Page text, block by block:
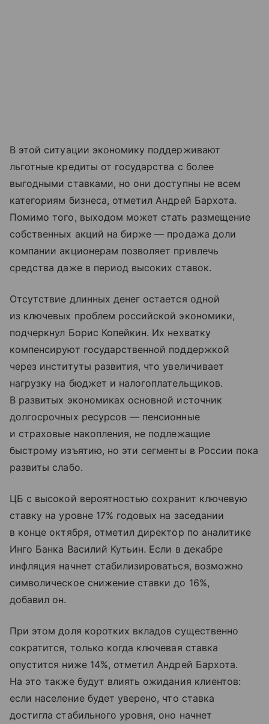
В этой ситуации экономику поддерживают
льготные кредиты от государства с более
выгодными ставками, но они доступны не всем
категориям бизнеса, отметил Андрей Бархота.
Помимо того, выходом может стать размещение
собственных акций на бирже — продажа доли
компании акционерам позволяет привлечь
средства даже в период высоких ставок.
Отсутствие длинных денег остается одной
из ключевых проблем российской экономики,
подчеркнул Борис Копейкин. Их нехватку
компенсируют государственной поддержкой
через институты развития, что увеличивает
нагрузку на бюджет и налогоплательщиков.
В развитых экономиках основной источник
долгосрочных ресурсов — пенсионные
и страховые накопления, не подлежащие
быстрому изъятию, но эти сегменты в России пока
развиты слабо.
ЦБ с высокой вероятностью сохранит ключевую
ставку на уровне 17% годовых на заседании
в конце октября, отметил директор по аналитике
Инго Банка Василий Кутьин. Если в декабре
инфляция начнет стабилизироваться, возможно
символическое снижение ставки до 16%,
добавил он.
При этом доля коротких вкладов существенно
сократится, только когда ключевая ставка
опустится ниже 14%, отметил Андрей Бархота.
На это также будут влиять ожидания клиентов:
если население будет уверено, что ставка
достигла стабильного уровня, оно начнет